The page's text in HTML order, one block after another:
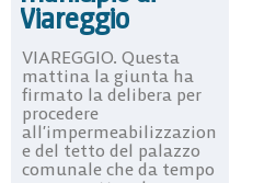
Viareggio
VIAREGGIO. Questa
mattina la giunta ha
firmato la delibera per
procedere
all’impermeabilizzazion
e del tetto del palazzo
comunale che da tempo